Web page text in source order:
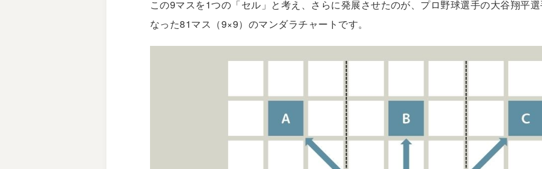
この9マスを1つの「セル」と考え、さらに発展させたのが、プロ野球選手の大谷翔平
なった81マス（9×9）のマンダラチャートです。